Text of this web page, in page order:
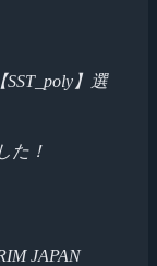
】選
た！
JAPAN